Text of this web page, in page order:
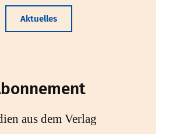
Aktuelles
aus dem Verlag